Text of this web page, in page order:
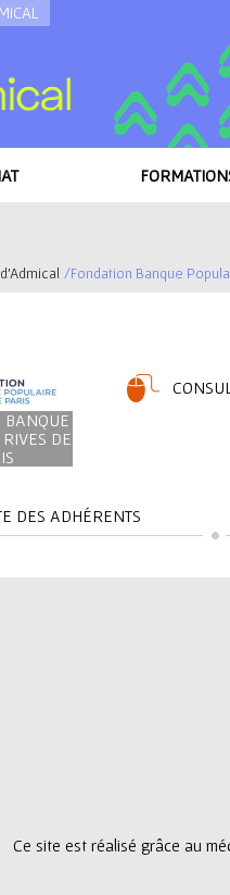
/Fondation Banque
BANQUE
DE
DES ADHÉRENTS
Ce site est réalisé grâce au